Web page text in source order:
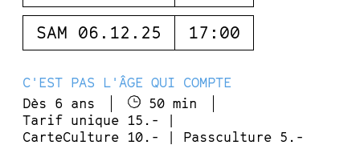
SAM 06.12.25 17:00
C'EST PAS L'ÂGE QUI COMPTE
Dès 6 ans
50 min
Tarif unique 15.- |
CarteCulture 10.- | Passculture 5.-